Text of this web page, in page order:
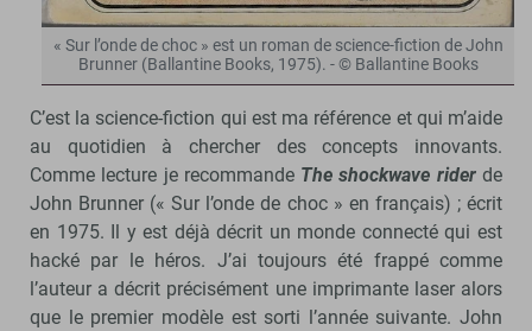
« Sur l’onde de choc » est un roman de science-fiction de John
Brunner (Ballantine Books, 1975). - © Ballantine Books
C’est la science-fiction qui est ma référence et qui m’aide
au quotidien à chercher des concepts innovants.
Comme lecture je recommande The shockwave riderde
John Brunner (« Sur l’onde de choc » en français) ; écrit
en 1975. Il y est déjà décrit un monde connecté qui est
hacké par le héros. J’ai toujours été frappé comme
l’auteur a décrit précisément une imprimante laser alors
que le premier modèle est sorti l’année suivante. John